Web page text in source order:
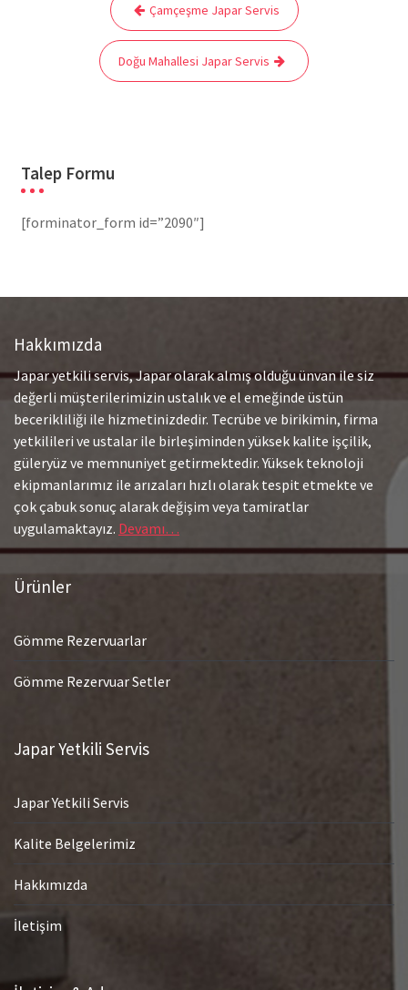
gezinmesi
Çamçeşme Japar Servis
Doğu Mahallesi Japar Servis
Talep Formu
[forminator_form id=”2090″]
Hakkımızda
Japar yetkili servis, Japar olarak almış olduğu ünvan ile siz
değerli müşterilerimizin ustalık ve el emeğinde üstün
becerikliliği ile hizmetinizdedir. Tecrübe ve birikimin, firma
yetkilileri ve ustalar ile birleşiminden yüksek kalite işçilik,
güleryüz ve memnuniyet getirmektedir. Yüksek teknoloji
ekipmanlarımız ile arızaları hızlı olarak tespit etmekte ve
çok çabuk sonuç alarak değişim veya tamiratlar
uygulamaktayız. Devamı…
Ürünler
Gömme Rezervuarlar
Gömme Rezervuar Setler
Japar Yetkili Servis
Japar Yetkili Servis
Kalite Belgelerimiz
Hakkımızda
İletişim